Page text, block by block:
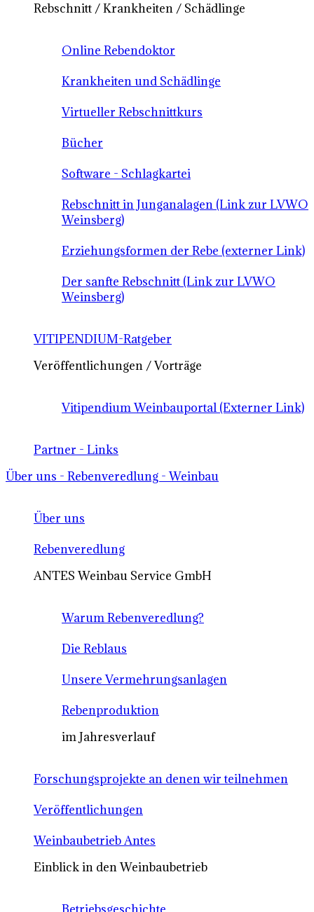
Rebschnitt / Krankheiten / Schädlinge
Online Rebendoktor
Krankheiten und Schädlinge
Virtueller Rebschnittkurs
Bücher
Software - Schlagkartei
Rebschnitt in Junganalagen (Link zur LVWO
Weinsberg)
Erziehungsformen der Rebe (externer Link)
Der sanfte Rebschnitt (Link zur LVWO
Weinsberg)
VITIPENDIUM-Ratgeber
Veröffentlichungen / Vorträge
Vitipendium Weinbauportal (Externer Link)
Partner - Links
Über uns - Rebenveredlung - Weinbau
Über uns
Rebenveredlung
ANTES Weinbau Service GmbH
Warum Rebenveredlung?
Die Reblaus
Unsere Vermehrungsanlagen
Rebenproduktion
im Jahresverlauf
Forschungsprojekte an denen wir teilnehmen
Veröffentlichungen
Weinbaubetrieb Antes
Einblick in den Weinbaubetrieb